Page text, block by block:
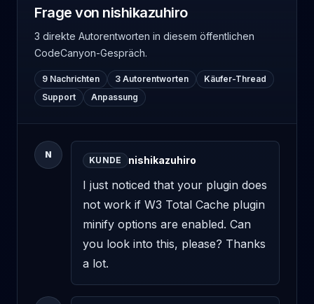
Frage von nishikazuhiro
3 direkte Autorentworten in diesem öffentlichen
CodeCanyon-Gespräch.
9 Nachrichten 3 Autorentworten
Käufer-Thread
Support
Anpassung
N
KUNDE nishikazuhiro
I just noticed that your plugin does
not work if W3 Total Cache plugin
minify options are enabled. Can
you look into this, please? Thanks
a lot.